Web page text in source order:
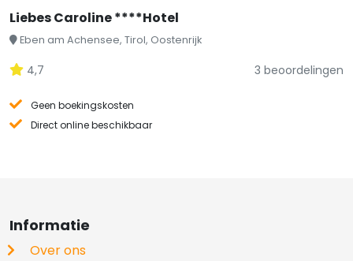
Liebes Caroline ****Hotel
Eben am Achensee, Tirol, Oostenrijk
4,7 3 beoordelingen
Geen boekingskosten
Direct online beschikbaar
Informatie
Over ons